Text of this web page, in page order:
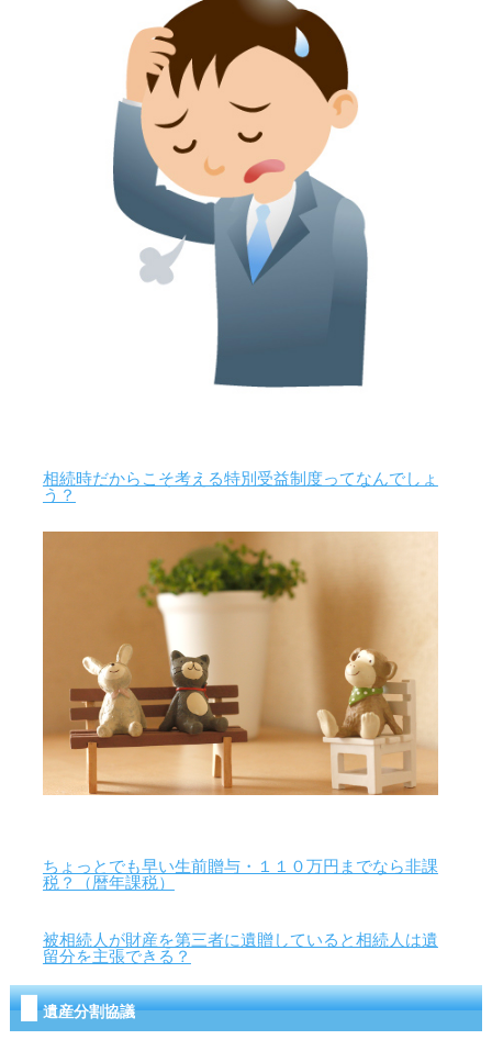
相続時だからこそ考える特別受益制度ってなんでしょ
う？
ちょっとでも早い生前贈与・１１０万円までなら非課
税？（暦年課税）
被相続人が財産を第三者に遺贈していると相続人は遺
留分を主張できる？
遺産分割協議